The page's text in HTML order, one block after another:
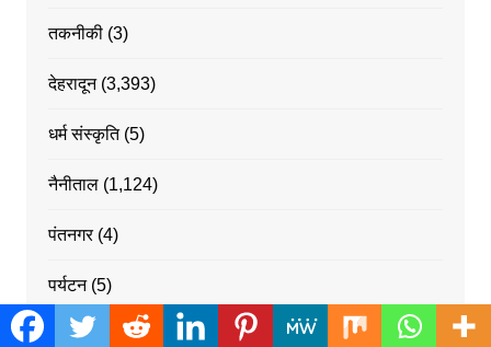
तकनीकी(3)
देहरादून(3,393)
धर्म संस्कृति(5)
नैनीताल(1,124)
पंतनगर(4)
पर्यटन(5)
पिथौरागढ (82)